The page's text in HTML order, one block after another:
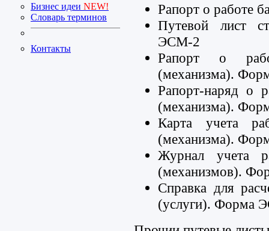
Бизнес идеи NEW!
Словарь терминов
Контакты
Рапорт о работе
Путевой лист
ЭСМ-2
Рапорт о
(механизма).
Рапорт-наряд о
(механизма).
Карта учета
(механизма).
Журнал учета
(механизмов).
Справка для
(услуги). Форма